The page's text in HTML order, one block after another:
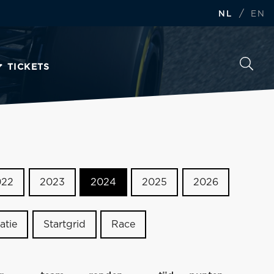
NL / EN
TICKETS
2023 2024 2025 2026
Startgrid Race